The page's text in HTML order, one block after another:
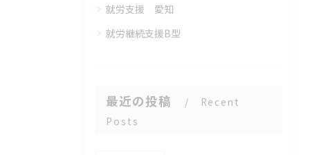
就労支援 愛知
就労継続支援B型
最近の投稿
Recent
Posts